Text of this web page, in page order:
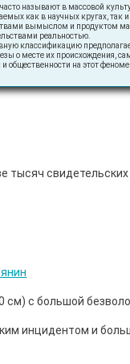
называют в массовой
как в научных кругах, так
вымыслом и продуктом
реальностью.
классификацию
о месте их происхождения,
общественности на этот
с большой
инцидентом и